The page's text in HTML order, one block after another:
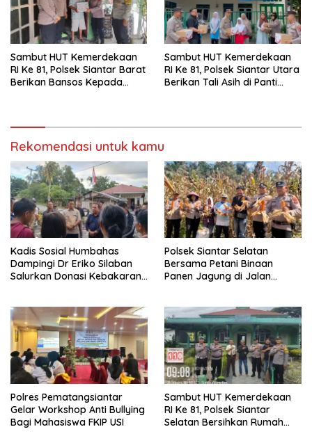
Sambut HUT Kemerdekaan
RI Ke 81, Polsek Siantar Barat
Berikan Bansos Kepada
Sambut HUT Kemerdekaan
RI Ke 81, Polsek Siantar Utara
Berikan Tali Asih di Panti
Rekomendasi untuk kamu
Kadis Sosial Humbahas
Dampingi Dr Eriko Silaban
Salurkan Donasi Kebakaran
Polsek Siantar Selatan
Bersama Petani Binaan
Panen Jagung di Jalan
Polres Pematangsiantar
Gelar Workshop Anti Bullying
Bagi Mahasiswa FKIP USI
Sambut HUT Kemerdekaan
RI Ke 81, Polsek Siantar
Selatan Bersihkan Rumah